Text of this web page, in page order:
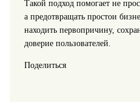
Такой подход помогает не
а предотвращать простои
находить первопричину,
доверие пользователей.
Поделиться